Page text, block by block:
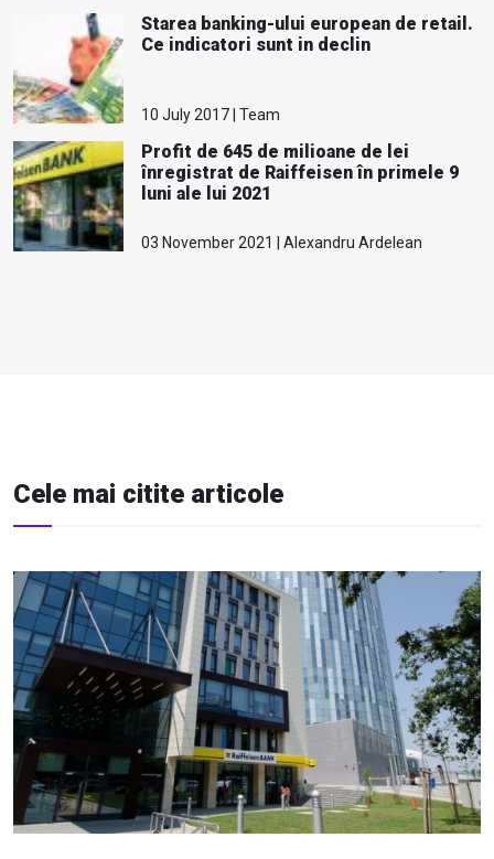
Starea banking-ului european de retail.
Ce indicatori sunt in declin
10 July 2017 | Team
Profit de 645 de milioane de lei
înregistrat de Raiffeisen în primele 9
luni ale lui 2021
03 November 2021 | Alexandru Ardelean
Cele mai citite articole